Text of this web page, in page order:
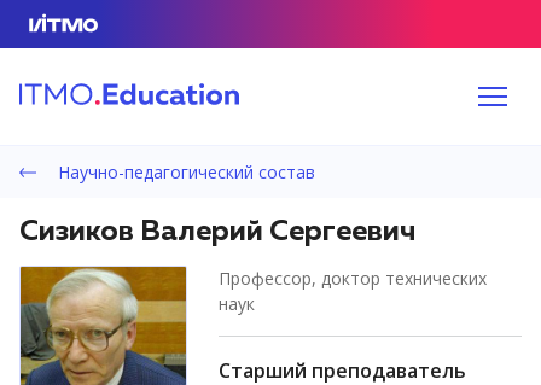
Научно-педагогический состав
Сизиков Валерий Сергеевич
профессор, доктор технических
наук
старший преподаватель